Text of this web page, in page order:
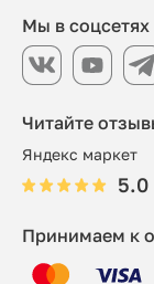
Читайте
Яндекс маркет
5.0
Принимаем к
Мы в соцсетях